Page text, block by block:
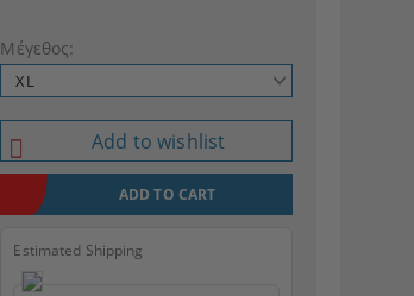
Μέγεθος:
Add to wishlist
Estimated Shipping